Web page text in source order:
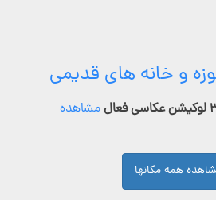
و خانه های قدیمی
مشاهده
همه مکانها